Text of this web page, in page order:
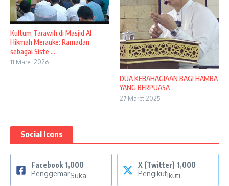
Kultum Tarawih di Masjid Al
Hikmah Merauke: Ramadan
sebagai Siste ...
11 Maret 2026
DUA KEBAHAGIAAN BAGI HAMBA
YANG BERPUASA
27 Maret 2025
Social Icons
Facebook 1,000
PenggemarSuka
X (Twitter) 1,000
PengikutIkuti